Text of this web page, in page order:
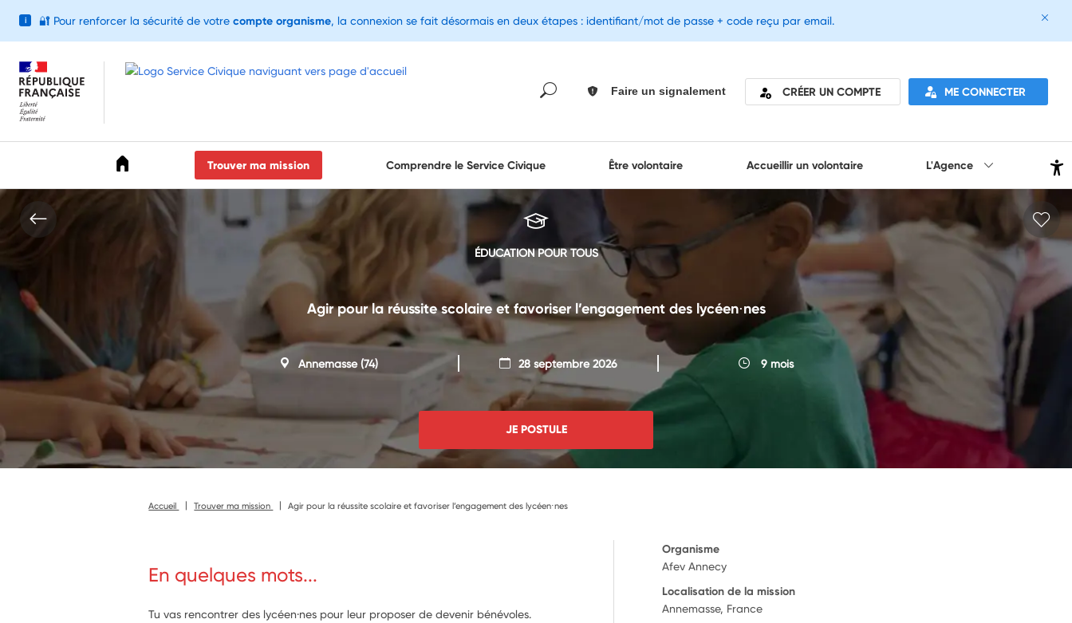
Faire un signalement CRÉER UN COMPTE ME CONNECTER
Trouver ma mission Comprendre le Service Civique Être volontaire Accueillir un volontaire L'Agence
ÉDUCATION POUR TOUS
Agir pour la réussite scolaire et favoriser l’engagement des lycéen⋅nes
Annemasse(74) 28 septembre 2026 9 mois
JE POSTULE
Accueil Trouver ma mission Agir pour la réussite scolaire et favoriser l’engagement des lycéen⋅nes
En quelques mots...
Tu vas rencontrer des lycéen·nes pour leur proposer de devenir bénévoles.
Organisme
Afev Annecy
Localisation de la mission
Annemasse, France
i 🔐 Pour renforcer la sécurité de votre compte organisme, la connexion se fait désormais en deux étapes : identifiant/mot de passe + code reçu par email.